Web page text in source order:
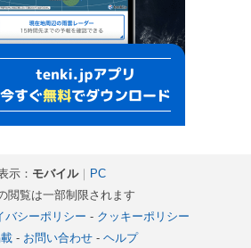
示： モバイル｜ PC
閲覧は一部制限されます
バシーポリシー - クッキーポリシー
- お問い合わせ- ヘルプ